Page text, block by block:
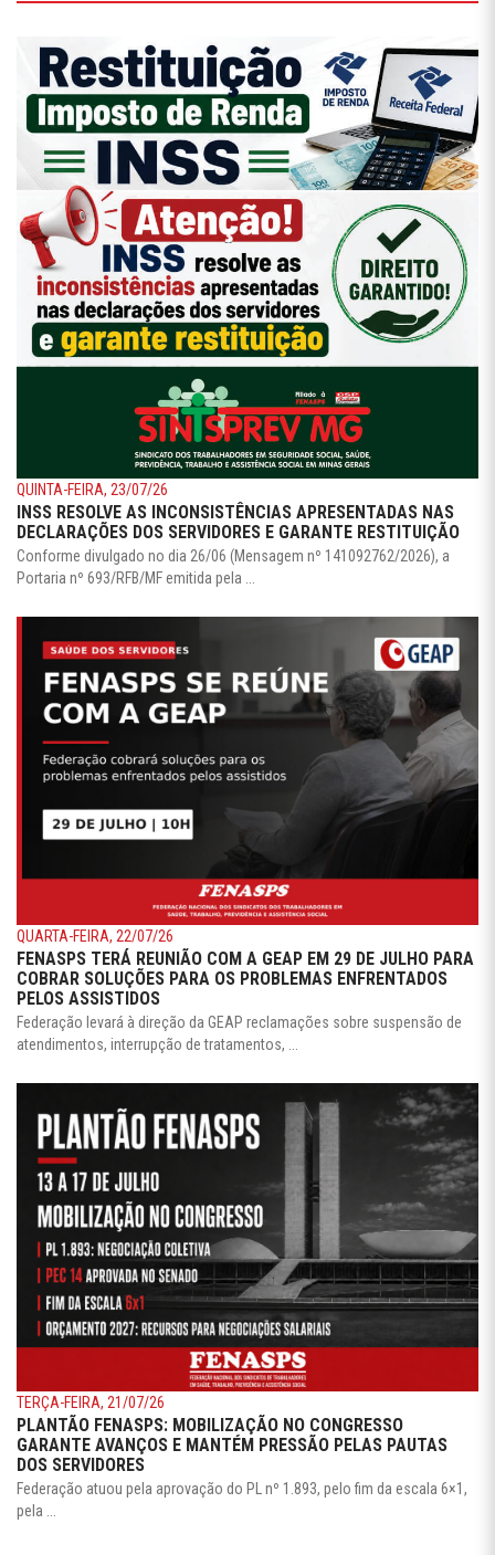
QUINTA-FEIRA, 23/07/26
INSS RESOLVE AS INCONSISTÊNCIAS APRESENTADAS NAS
DECLARAÇÕES DOS SERVIDORES E GARANTE RESTITUIÇÃO
Conforme divulgado no dia 26/06 (Mensagem nº 141092762/2026), a
Portaria nº 693/RFB/MF emitida pela ...
QUARTA-FEIRA, 22/07/26
FENASPS TERÁ REUNIÃO COM A GEAP EM 29 DE JULHO PARA
COBRAR SOLUÇÕES PARA OS PROBLEMAS ENFRENTADOS
PELOS ASSISTIDOS
Federação levará à direção da GEAP reclamações sobre suspensão de
atendimentos, interrupção de tratamentos, ...
TERÇA-FEIRA, 21/07/26
PLANTÃO FENASPS: MOBILIZAÇÃO NO CONGRESSO
GARANTE AVANÇOS E MANTÉM PRESSÃO PELAS PAUTAS
DOS SERVIDORES
Federação atuou pela aprovação do PL nº 1.893, pelo fim da escala 6×1,
pela ...